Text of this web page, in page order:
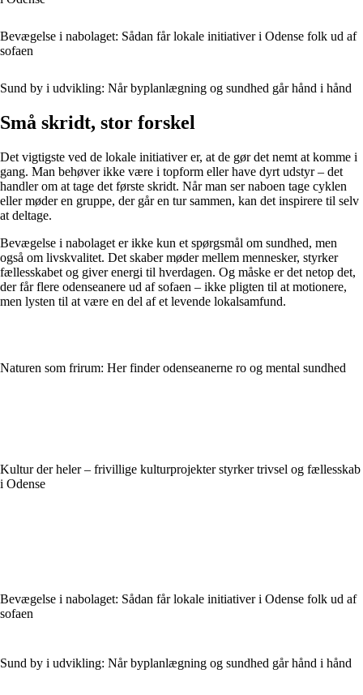
Bevægelse i nabolaget: Sådan får lokale initiativer i Odense folk ud af
sofaen
Sund by i udvikling: Når byplanlægning og sundhed går hånd i hånd
Små skridt, stor forskel
Det vigtigste ved de lokale initiativer er, at de gør det nemt at komme i
gang. Man behøver ikke være i topform eller have dyrt udstyr – det
handler om at tage det første skridt. Når man ser naboen tage cyklen
eller møder en gruppe, der går en tur sammen, kan det inspirere til selv
at deltage.
Bevægelse i nabolaget er ikke kun et spørgsmål om sundhed, men
også om livskvalitet. Det skaber møder mellem mennesker, styrker
fællesskabet og giver energi til hverdagen. Og måske er det netop det,
der får flere odenseanere ud af sofaen – ikke pligten til at motionere,
men lysten til at være en del af et levende lokalsamfund.
Naturen som frirum: Her finder odenseanerne ro og mental sundhed
Kultur der heler – frivillige kulturprojekter styrker trivsel og fællesskab
i Odense
Bevægelse i nabolaget: Sådan får lokale initiativer i Odense folk ud af
sofaen
Sund by i udvikling: Når byplanlægning og sundhed går hånd i hånd